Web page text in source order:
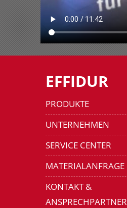
EFFIDUR
PRODUKTE
UNTERNEHMEN
SERVICE CENTER
MATERIALANFRAGE
KONTAKT &
ANSPRECHPARTNER